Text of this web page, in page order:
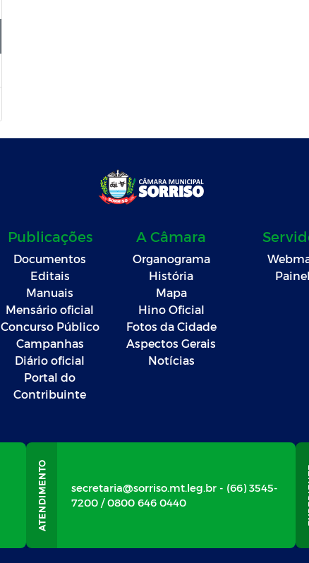
Publicações
Documentos
Editais
Manuais
Mensário oficial
Concurso Público
Campanhas
Diário oficial
Portal do
Contribuinte
A Câmara
Organograma
História
Mapa
Hino Oficial
Fotos da Cidade
Aspectos Gerais
Notícias
secretaria@sorriso.mt.leg.br - (66) 3545-
7200 / 0800 646 0440